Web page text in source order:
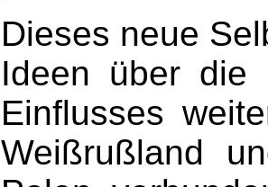
Dieses neue
Ideen über die
Einflusses
Weißrußland